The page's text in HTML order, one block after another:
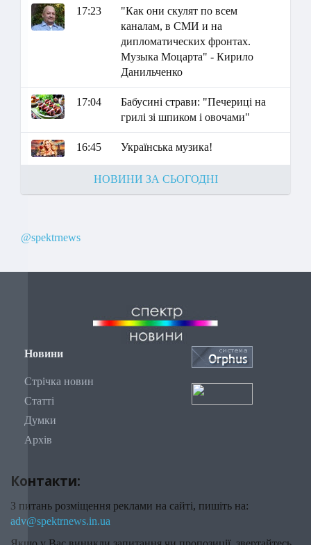
17:23
"Как они скулят по всем
каналам, в СМИ и на
дипломатических фронтах.
Музыка Моцарта" - Кирило
Данильченко
17:04
Бабусині страви: "Печериці на
грилі зі шпиком і овочами"
16:45 Українська музика!
НОВИНИ ЗА СЬОГОДНІ
@spektrnews
Новини
Стрічка новин
Статті
Думки
Архів
Контакти:
З питань розміщення реклами на сайті, пишіть на:
adv@spektrnews.in.ua